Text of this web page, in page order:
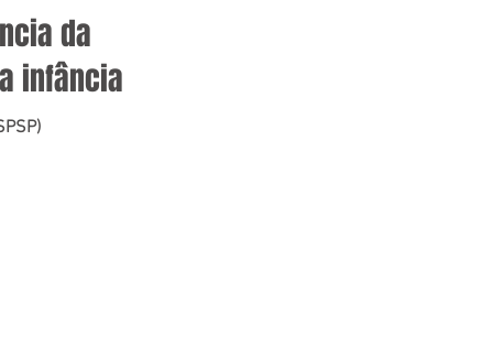
da
infância